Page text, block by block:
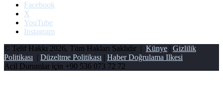
Facebook
X
YouTube
Instagram
© Telif Hakkı 2026, Tüm Hakları Saklıdır | Künye | Gizlilik
Politikası | Düzeltme Politikası | Haber Doğrulama Ilkesi
Acil Durumlar için +90 536 073 72 72